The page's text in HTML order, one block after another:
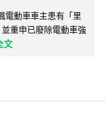
電動車車主患有「里
重申已廢除電動車強
文